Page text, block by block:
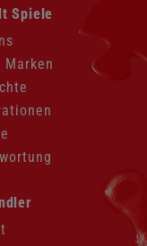
Spiele
Marken